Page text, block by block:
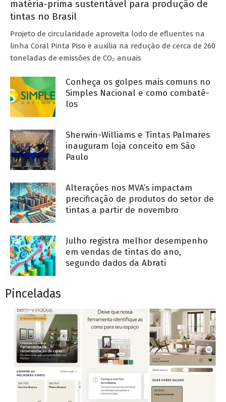
matéria-prima sustentável para produção de
tintas no Brasil
Projeto de circularidade aproveita lodo de efluentes na
linha Coral Pinta Piso e auxilia na redução de cerca de 260
toneladas de emissões de CO₂ anuais
Conheça os golpes mais comuns no
Simples Nacional e como combatê-
los
Sherwin-Williams e Tintas Palmares
inauguram loja conceito em São
Paulo
Alterações nos MVA’s impactam
precificação de produtos do setor de
tintas a partir de novembro
Julho registra melhor desempenho
em vendas de tintas do ano,
segundo dados da Abrati
Pinceladas